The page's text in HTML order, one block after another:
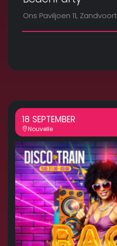
Ons Paviljoen 11, Zandvoort
18 SEPTEMBER
Nouvelle